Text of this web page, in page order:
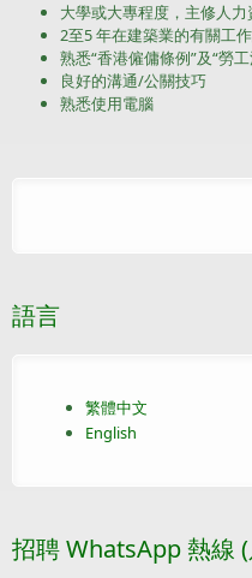
大學或大專程度，主修人
2至5 年在建築業的有關工
熟悉“香港僱傭條例”及“勞
良好的溝通/公關技巧
熟悉使用電腦
語言
繁體中文
English
招聘 WhatsApp 熱線